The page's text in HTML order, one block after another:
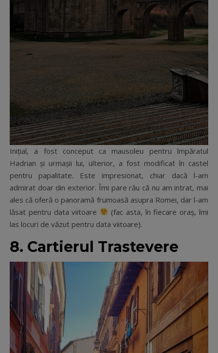
Inițial, a fost conceput ca mausoleu pentru împăratul
Hadrian și urmașii lui, ulterior, a fost modificat în castel
pentru papalitate. Este impresionat, chiar dacă l-am
admirat doar din exterior. Îmi pare rău că nu am intrat, mai
ales că oferă o panoramă frumoasă asupra Romei, dar l-am
lăsat pentru data viitoare
(fac asta, în fiecare oraș, îmi
las locuri de văzut pentru data viitoare).
8. Cartierul Trastevere